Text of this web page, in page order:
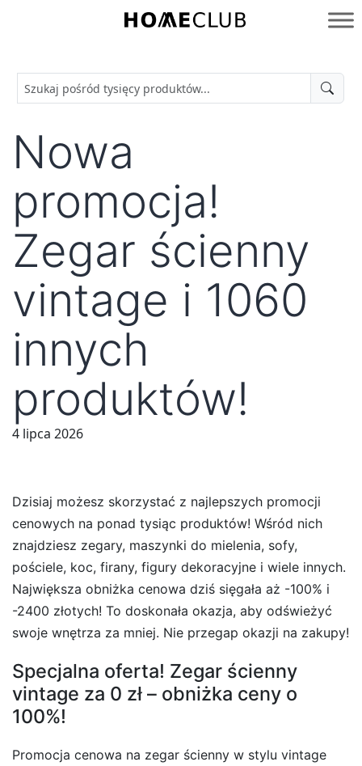
Homeclub
Nowa
promocja!
Zegar ścienny
vintage i 1060
innych
produktów!
4 lipca 2026
Dzisiaj możesz skorzystać z najlepszych promocji
cenowych na ponad tysiąc produktów! Wśród nich
znajdziesz zegary, maszynki do mielenia, sofy,
pościele, koc, firany, figury dekoracyjne i wiele innych.
Największa obniżka cenowa dziś sięgała aż -100% i
-2400 złotych! To doskonała okazja, aby odświeżyć
swoje wnętrza za mniej. Nie przegap okazji na zakupy!
Specjalna oferta! Zegar ścienny
vintage za 0 zł – obniżka ceny o
100%!
Promocja cenowa na zegar ścienny w stylu vintage